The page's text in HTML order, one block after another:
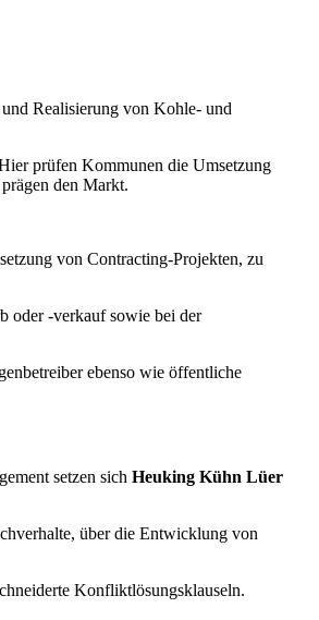
Realisierung von Kohle- und
prüfen Kommunen die Umsetzung
den Markt.
von Contracting-Projekten, zu
oder -verkauf sowie bei der
ebenso wie öffentliche
setzen sich Heuking Kühn Lüer
über die Entwicklung von
Konfliktlösungsklauseln.